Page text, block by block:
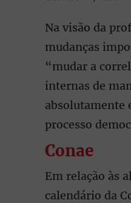
Na visão da
mudanças
“mudar a
internas de
absolutamente
processo
Conae
Em relação às
calendário da